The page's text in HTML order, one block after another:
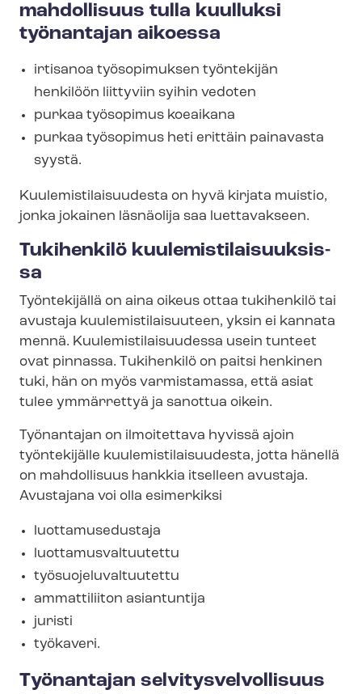
mahdollisuus tulla kuulluksi
työnantajan aikoessa
irtisanoa työsopimuksen työntekijän
henkilöön liittyviin syihin vedoten
purkaa työsopimus koeaikana
purkaa työsopimus heti erittäin painavasta
syystä.
Kuu­le­mis­ti­lai­suu­des­ta on hyvä kirjata muistio,
jonka jokainen läsnäolija saa luettavakseen.
Tukihenkilö kuu­le­mis­ti­lai­suuk­sis­
sa
Työntekijällä on aina oikeus ottaa tukihenkilö tai
avustaja kuu­le­mis­ti­lai­suu­teen, yksin ei kannata
mennä. Kuu­le­mis­ti­lai­suu­des­sa usein tunteet
ovat pinnassa. Tukihenkilö on paitsi henkinen
tuki, hän on myös varmistamassa, että asiat
tulee ymmärrettyä ja sanottua oikein.
Työnantajan on ilmoitettava hyvissä ajoin
työntekijälle kuu­le­mis­ti­lai­suu­des­ta, jotta hänellä
on mahdollisuus hankkia itselleen avustaja.
Avustajana voi olla esimerkiksi
luottamusedustaja
luot­ta­mus­val­tuu­tet­tu
työ­suo­je­lu­val­tuu­tet­tu
ammattiliiton asiantuntija
juristi
työkaveri.
Työnantajan sel­vi­tys­vel­vol­li­suus